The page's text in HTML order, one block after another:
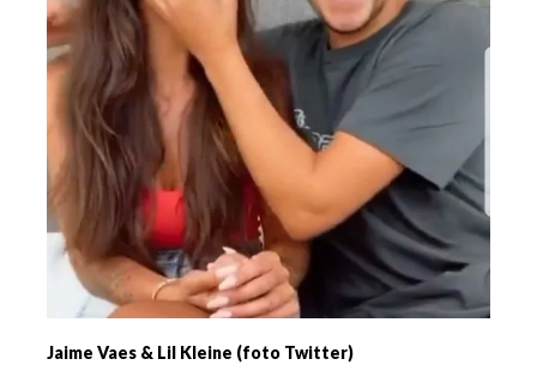
Jaime Vaes & Lil Kleine (foto Twitter)